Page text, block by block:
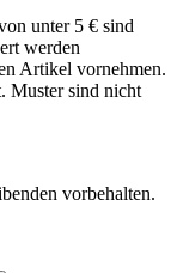
unter 5 € sind
werden
Artikel vornehmen.
Muster sind nicht
vorbehalten.